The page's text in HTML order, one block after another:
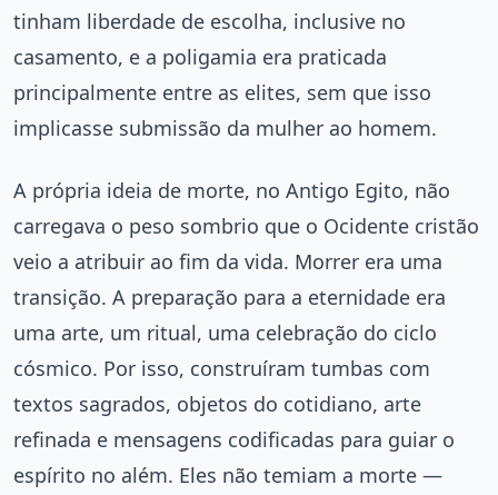
tinham liberdade de escolha, inclusive no
casamento, e a poligamia era praticada
principalmente entre as elites, sem que isso
implicasse submissão da mulher ao homem.
A própria ideia de morte, no Antigo Egito, não
carregava o peso sombrio que o Ocidente cristão
veio a atribuir ao fim da vida. Morrer era uma
transição. A preparação para a eternidade era
uma arte, um ritual, uma celebração do ciclo
cósmico. Por isso, construíram tumbas com
textos sagrados, objetos do cotidiano, arte
refinada e mensagens codificadas para guiar o
espírito no além. Eles não temiam a morte —